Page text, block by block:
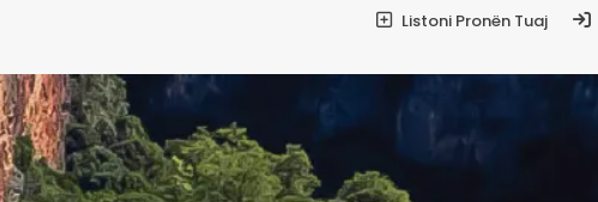
Listoni Pronën Tuaj